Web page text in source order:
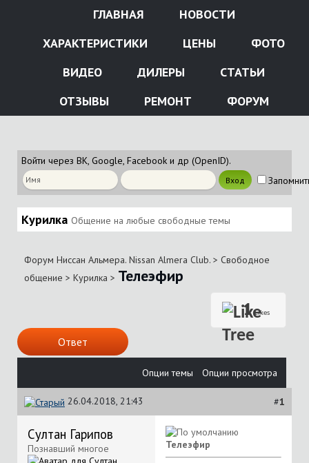
ГЛАВНАЯ
НОВОСТИ
ХАРАКТЕРИСТИКИ
ЦЕНЫ
ФОТО
ВИДЕО
ДИЛЕРЫ
СТАТЬИ
ОТЗЫВЫ
РЕМОНТ ФОРУМ
Войти через ВК, Google, Facebook и др (OpenID).
Курилка Общение на любые свободные темы
Форум Ниссан Альмера. Nissan Almera Club. > Свободное
общение > Курилка > Телеэфир
1 Likes
Ответ
Опции темы Опции просмотра
26.04.2018, 21:43 #1
Султан Гарипов
Познавший многое Телеэфир